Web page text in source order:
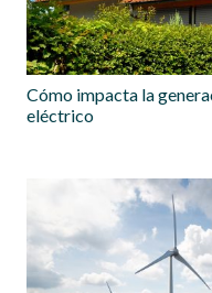
Cómo impacta la
eléctrico